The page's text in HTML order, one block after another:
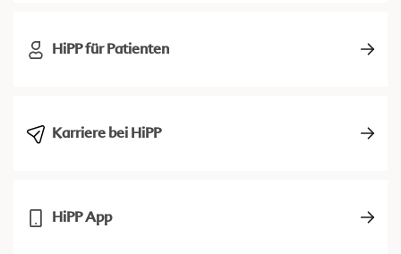
HiPP für Patienten
Karriere bei HiPP
HiPP App